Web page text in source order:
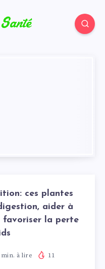
ces plantes
aider à
favoriser la perte
min. à lire 11